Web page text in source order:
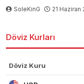
SoleKinG 21 Haziran
Döviz Kurları
Döviz Kuru